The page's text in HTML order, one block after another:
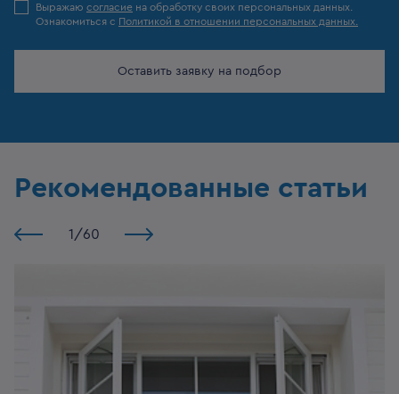
Выражаю согласие на обработку своих персональных данных.
Ознакомиться с Политикой в отношении персональных данных.
Оставить заявку на подбор
Рекомендованные статьи
1 /60